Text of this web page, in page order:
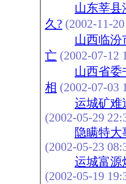
山东莘
久? (2002-11-
山西临汾
亡 (2002-07-12
山西省
相 (2002-07-03
运城矿难
(2002-05-29
隐瞒特
(2002-05-23
运城富源
(2002-05-19